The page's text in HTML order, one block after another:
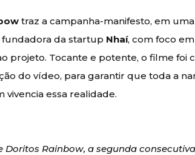
traz a campanha-manifesto, em
fundadora da startup Nhaí, com foco
projeto. Tocante e potente, o filme foi
do vídeo, para garantir que toda a
essa realidade.
Rainbow, a segunda